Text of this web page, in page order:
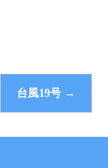
台風19号 →